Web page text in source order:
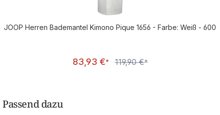
JOOP Herren Bademantel Kimono Pique 1656 - Farbe: Weiß - 600
83,93 €* Regulärer Preis:
119,90 €*
Passend dazu